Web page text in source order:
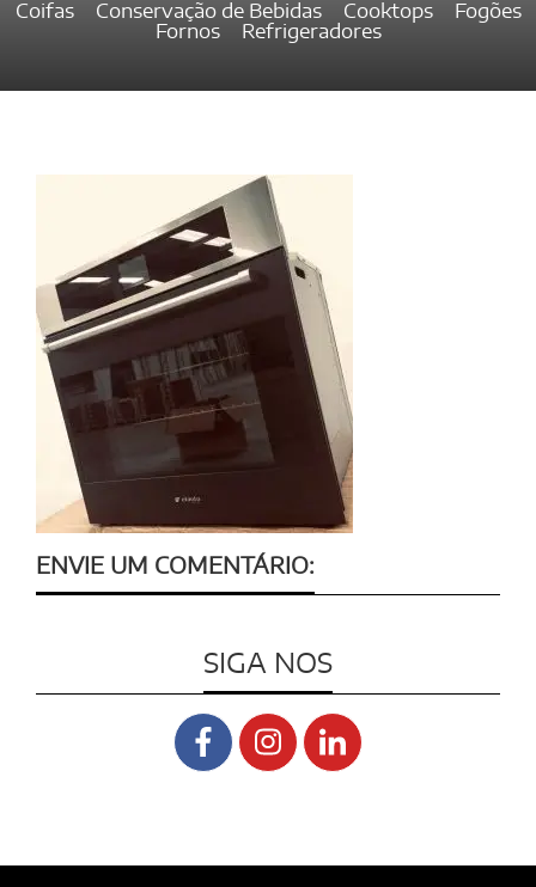
Coifas Conservação de Bebidas Cooktops
Fogões
Fornos
Refrigeradores
ENVIE UM COMENTÁRIO:
SIGA NOS